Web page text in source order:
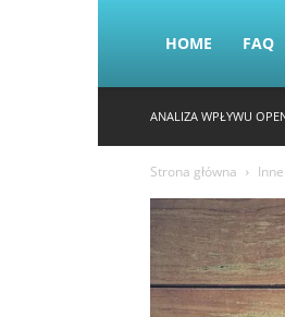
HOME FAQ
ANALIZA WPŁYWU
Strona główna